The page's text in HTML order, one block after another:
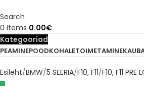
Search
0 items 0.00€
Kategooriad
PEAMINEPOODKOHALETOIMETAMINE
Esileht BMW 5 SEERIA F10, F11 F10, F11